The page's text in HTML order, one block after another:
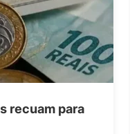
recuam para